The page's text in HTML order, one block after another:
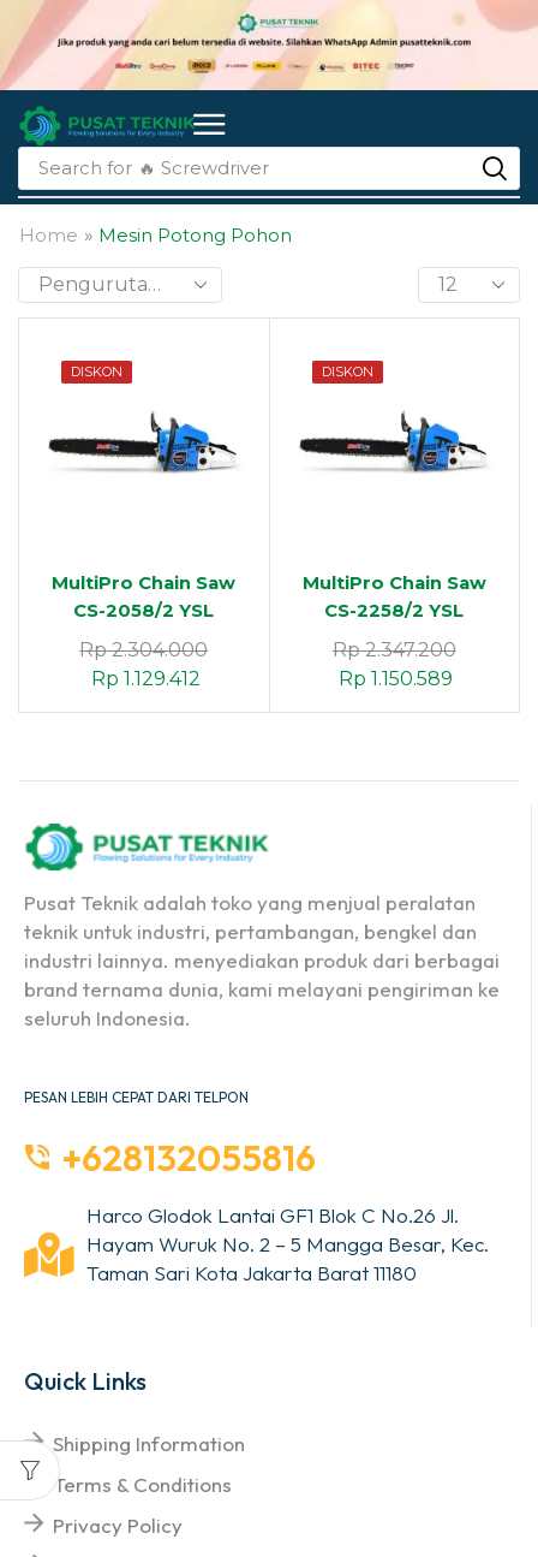
Search for 🔥 li-ion batteries
Home » Mesin Potong Pohon
DISKON
MultiPro Chain Saw
CS-2058/2 YSL
(Gergaji Mesin)
Rp2.304.000
Rp 1.129.412
DISKON
MultiPro Chain Saw
CS-2258/2 YSL
(Gergaji Mesin)
Rp2.347.200
Rp 1.150.589
Pusat Teknik adalah toko yang menjual peralatan
teknik untuk industri, pertambangan, bengkel dan
industri lainnya. menyediakan produk dari berbagai
brand ternama dunia, kami melayani pengiriman ke
seluruh Indonesia.
PESAN LEBIH CEPAT DARI TELPON
+628132055816
Harco Glodok Lantai GF1 Blok C No.26 Jl.
Hayam Wuruk No. 2 – 5 Mangga Besar, Kec.
Taman Sari Kota Jakarta Barat 11180
Quick Links
Shipping Information
Terms & Conditions
Privacy Policy